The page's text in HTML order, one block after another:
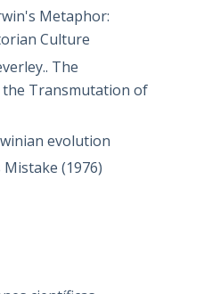
Metaphor:
Culture
The
Transmutation of
evolution
(1976)